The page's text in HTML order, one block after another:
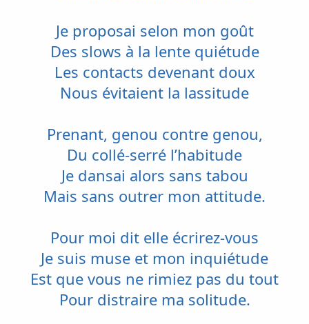
Je proposai selon mon goût
Des slows à la lente quiétude
Les contacts devenant doux
Nous évitaient la lassitude
Prenant, genou contre genou,
Du collé-serré l’habitude
Je dansai alors sans tabou
Mais sans outrer mon attitude.
Pour moi dit elle écrirez-vous
Je suis muse et mon inquiétude
Est que vous ne rimiez pas du tout
Pour distraire ma solitude.